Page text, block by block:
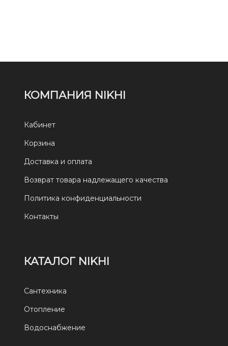
КОМПАНИЯ NIKHI
Кабинет
Корзина
Доставка и оплата
Возврат товара надлежащего качества
Политика конфиденциальности
Контакты
КАТАЛОГ NIKHI
Сантехника
Отопление
Водоснабжение